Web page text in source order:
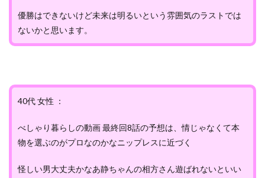
優勝はできないけど未来は明るいという雰囲気のラストでは
ないかと思います。
40代 女性 ：
べしゃり暮らしの動画 最終回8話の予想は、情じゃなくて本
物を選ぶのがプロなのかなニップレスに近づく
怪しい男大丈夫かなあ静ちゃんの相方さん遊ばれないといい